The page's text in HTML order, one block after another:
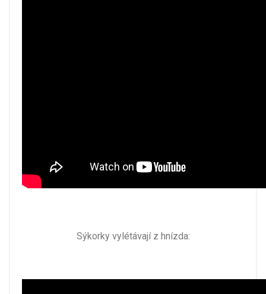
Sýkorky vylétávají z hnízda: